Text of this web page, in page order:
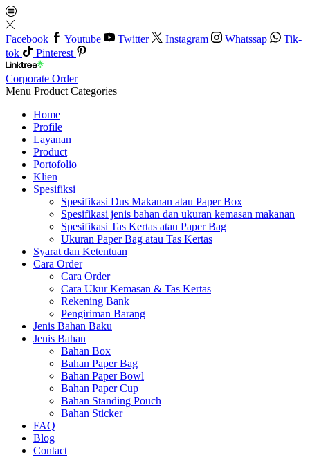
Facebook Youtube Twitter Instagram Whatssap
Tik-
tok
Pinterest
Corporate Order
Menu Product Categories
Home
Profile
Layanan
Product
Portofolio
Klien
Spesifiksi
Spesifikasi Dus Makanan atau Paper Box
Spesifikasi jenis bahan dan ukuran kemasan makanan
Spesifikasi Tas Kertas atau Paper Bag
Ukuran Paper Bag atau Tas Kertas
Syarat dan Ketentuan
Cara Order
Cara Order
Cara Ukur Kemasan & Tas Kertas
Rekening Bank
Pengiriman Barang
Jenis Bahan Baku
Jenis Bahan
Bahan Box
Bahan Paper Bag
Bahan Paper Bowl
Bahan Paper Cup
Bahan Standing Pouch
Bahan Sticker
FAQ
Blog
Contact